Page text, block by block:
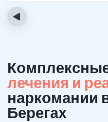
‹
лечения и
наркомании
Берегах